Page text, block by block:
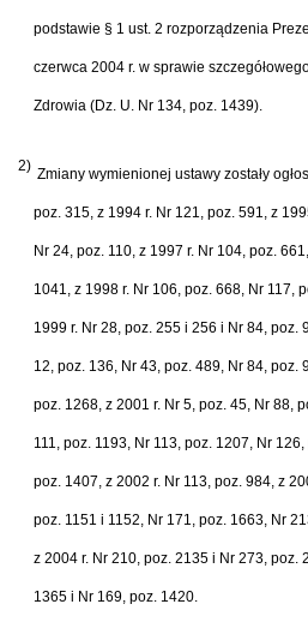
podstawie § 1 ust. 2 rozporządzenia
czerwca 2004 r. w sprawie
Zdrowia (Dz. U. Nr 134, poz. 1439).
2) Zmiany wymienionej ustawy zostały
poz. 315, z 1994 r. Nr 121, poz. 591, z
Nr 24, poz. 110, z 1997 r. Nr 104, poz.
1041, z 1998 r. Nr 106, poz. 668, Nr 117,
1999 r. Nr 28, poz. 255 i 256 i Nr 84, poz.
12, poz. 136, Nr 43, poz. 489, Nr 84, poz.
poz. 1268, z 2001 r. Nr 5, poz. 45, Nr 88,
111, poz. 1193, Nr 113, poz. 1207, Nr
poz. 1407, z 2002 r. Nr 113, poz. 984, z
poz. 1151 i 1152, Nr 171, poz. 1663, Nr
z 2004 r. Nr 210, poz. 2135 i Nr 273, poz.
1365 i Nr 169, poz. 1420.